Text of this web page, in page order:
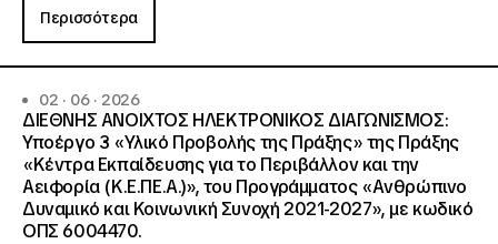
Περισσότερα
02 · 06 · 2026
ΔΙΕΘΝΗΣ ΑΝΟΙΧΤΟΣ ΗΛΕΚΤΡΟΝΙΚΟΣ ΔΙΑΓΩΝΙΣΜΟΣ:
Υποέργο 3 «Υλικό Προβολής της Πράξης» της Πράξης
«Κέντρα Εκπαίδευσης για το Περιβάλλον και την
Αειφορία (Κ.Ε.ΠΕ.Α.)», του Προγράμματος «Ανθρώπινο
Δυναμικό και Κοινωνική Συνοχή 2021-2027», με κωδικό
ΟΠΣ 6004470.